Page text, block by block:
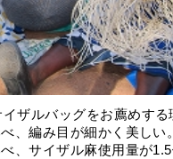
イザルバッグをお薦めする
、編み目が細かく美しい
、サイザル麻使用量が